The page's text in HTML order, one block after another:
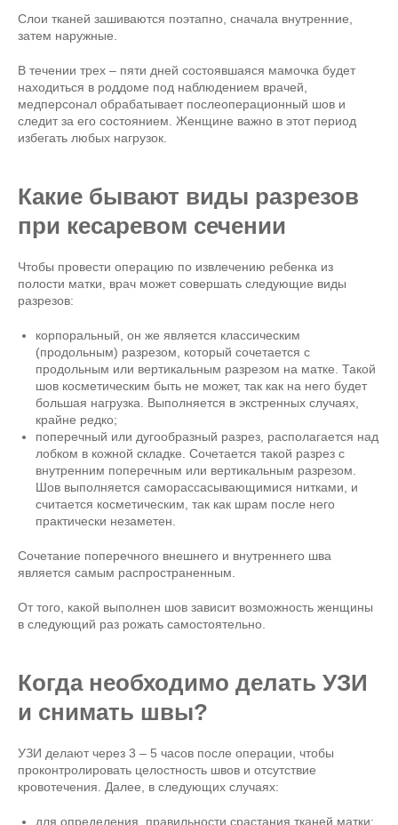
Слои тканей зашиваются поэтапно, сначала внутренние,
затем наружные.
В течении трех – пяти дней состоявшаяся мамочка будет
находиться в роддоме под наблюдением врачей,
медперсонал обрабатывает послеоперационный шов и
следит за его состоянием. Женщине важно в этот период
избегать любых нагрузок.
Какие бывают виды разрезов
при кесаревом сечении
Чтобы провести операцию по извлечению ребенка из
полости матки, врач может совершать следующие виды
разрезов:
корпоральный, он же является классическим
(продольным) разрезом, который сочетается с
продольным или вертикальным разрезом на матке. Такой
шов косметическим быть не может, так как на него будет
большая нагрузка. Выполняется в экстренных случаях,
крайне редко;
поперечный или дугообразный разрез, располагается над
лобком в кожной складке. Сочетается такой разрез с
внутренним поперечным или вертикальным разрезом.
Шов выполняется саморассасывающимися нитками, и
считается косметическим, так как шрам после него
практически незаметен.
Сочетание поперечного внешнего и внутреннего шва
является самым распространенным.
От того, какой выполнен шов зависит возможность женщины
в следующий раз рожать самостоятельно.
Когда необходимо делать УЗИ
и снимать швы?
УЗИ делают через 3 – 5 часов после операции, чтобы
проконтролировать целостность швов и отсутствие
кровотечения. Далее, в следующих случаях:
для определения, правильности срастания тканей матки;